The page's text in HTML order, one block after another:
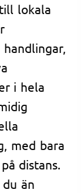
lokala
i hela
med bara
distans.
än